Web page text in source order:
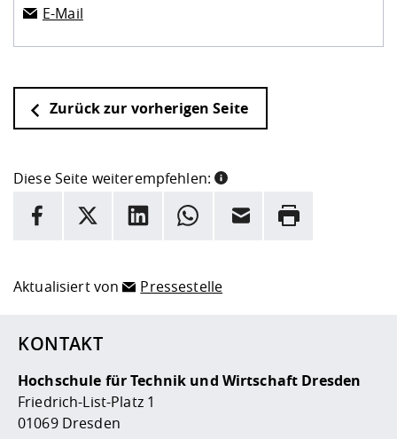
E-Mail
Zurück zur vorherigen Seite
Diese Seite weiterempfehlen:
INFORMATION
Facebook
X LinkedInWhatsappE-Mail Drucken
Aktualisiert von Pressestelle
KONTAKT
Hochschule für Technik und Wirtschaft Dresden
Friedrich-List-Platz 1
01069 Dresden